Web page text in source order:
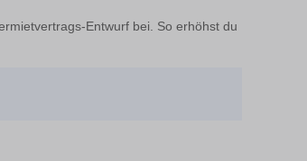
Entwurf bei. So erhöhst du